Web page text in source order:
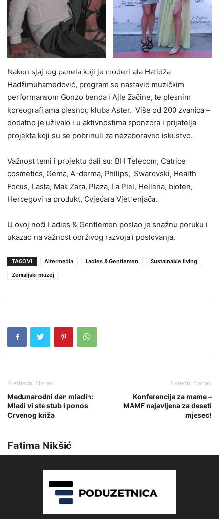
Nakon sjajnog panela koji je moderirala Hatidža
Hadžimuhamedović, program se nastavio muzičkim
performansom Gonzo benda i Ajle Začine, te plesnim
koreografijama plesnog kluba Aster. Više od 200 zvanica –
dodatno je uživalo i u aktivnostima sponzora i prijatelja
projekta koji su se pobrinuli za nezaboravno iskustvo.
Važnost temi i projektu dali su: BH Telecom, Catrice
cosmetics, Gema, A-derma, Philips, Swarovski, Health
Focus, Lasta, Mak Zara, Plaza, La Piel, Hellena, bioten,
Hercegovina produkt, Cvjećara Vjetrenjača.
U ovoj noći Ladies & Gentlemen poslao je snažnu poruku i
ukazao na važnost održivog razvoja i poslovanja.
TAGOVI Altermedia Ladies & Gentlemen
Sustainable living
Zemaljski muzej
Prethodni članak
Međunarodni dan mladih:
Mladi vi ste stub i ponos
Crvenog križa
Naredni članak
Konferencija za mame –
MAMF najavljena za deseti
mjesec!
Fatima Nikšić